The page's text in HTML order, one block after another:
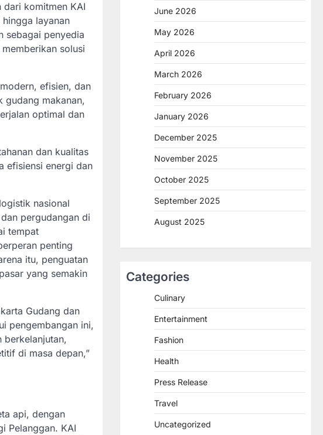
dari komitmen KAI
layanan
sebagai penyedia
solusi
efisien, dan
gudang makanan,
optimal dan
dan kualitas
efisiensi energi dan
nasional
pergudangan di
tempat
penting
itu, penguatan
yang semakin
Gudang dan
pengembangan ini,
berkelanjutan,
di masa depan,”
api, dengan
Pelanggan. KAI
June 2026
May 2026
April 2026
March 2026
February 2026
January 2026
December 2025
November 2025
October 2025
September 2025
August 2025
Categories
Culinary
Entertainment
Fashion
Health
Press Release
Travel
Uncategorized